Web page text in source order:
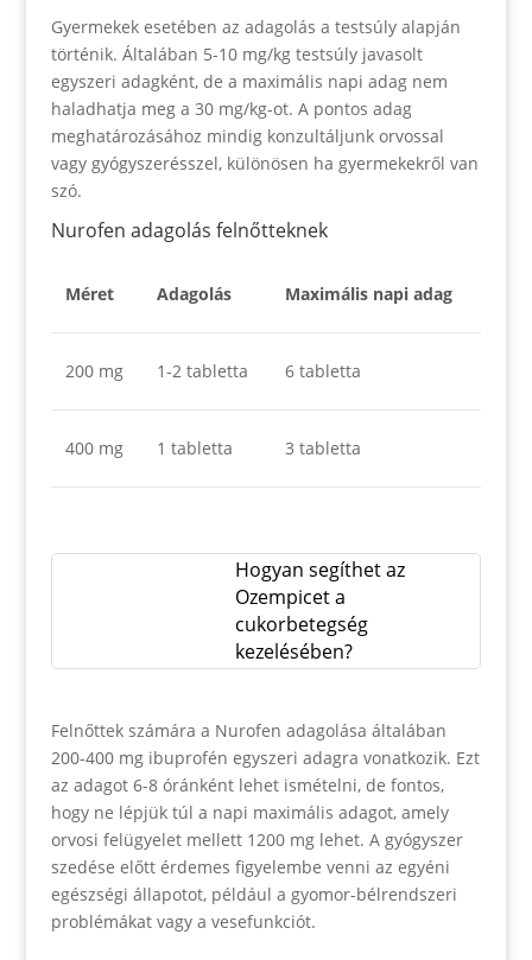
Gyermekek esetében az adagolás a testsúly alapján
történik. Általában 5-10 mg/kg testsúly javasolt
egyszeri adagként, de a maximális napi adag nem
haladhatja meg a 30 mg/kg-ot. A pontos adag
meghatározásához mindig konzultáljunk orvossal
vagy gyógyszerésszel, különösen ha gyermekekről van
szó.
Nurofen adagolás felnőtteknek
Méret Adagolás Maximális napi adag
200 mg 1-2 tabletta 6 tabletta
400 mg 1 tabletta 3 tabletta
Hogyan segíthet az
Ozempicet a
cukorbetegség
kezelésében?
Felnőttek számára a Nurofen adagolása általában
200-400 mg ibuprofén egyszeri adagra vonatkozik. Ezt
az adagot 6-8 óránként lehet ismételni, de fontos,
hogy ne lépjük túl a napi maximális adagot, amely
orvosi felügyelet mellett 1200 mg lehet. A gyógyszer
szedése előtt érdemes figyelembe venni az egyéni
egészségi állapotot, például a gyomor-bélrendszeri
problémákat vagy a vesefunkciót.